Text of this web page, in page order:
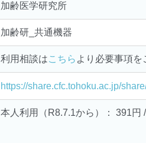
加齢医学研究所
加齢研_共通機器
利用相談はこちら より必要事項を
https://share.cfc.tohoku.ac.jp/
本人利用（R8.7.1から）： 391円 /